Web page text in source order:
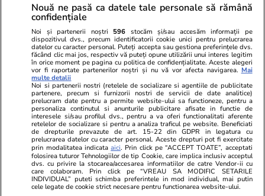
PARTENERI
ZiaruldeIasi.ro Fanatik.ro
Nouă ne pasă ca datele tale personale să rămână
confidențiale
Noi și partenerii noștri 596 stocăm și/sau accesăm informații pe
dispozitivul dvs., precum identificatorii cookie unici pentru prelucrarea
datelor cu caracter personal. Puteți accepta sau gestiona preferințele dvs.
făcând clic mai jos, respectiv vă puteți opune utilizării unui interes legitim
în orice moment pe pagina cu politica de confidențialitate. Aceste alegeri
vor fi raportate partenerilor noștri și nu vă vor afecta navigarea. Mai
multe detalii
Noi si partenerii nostri (retelele de socializare si agentiile de publicitate
partenere, precum si furnizorii nostri de servicii de date analitice)
prelucram date pentru a permite website-ului sa functioneze, pentru a
personaliza continutul si anunturile publicitare afisate in functie de
interesele si/sau profilul dvs., pentru a va oferi functionalitati aferente
retelelor de socializare si pentru a analiza traficul pe website. Beneficiati
de drepturile prevazute de art. 15-22 din GDPR in legatura cu
prelucrarea datelor cu caracter personal. Aceste drepturi pot fi exercitate
prin modalitatea indicataaici. Prin click pe “ACCEPT TOATE”, acceptati
folosirea tuturor Tehnologiilor de tip Cookie, care implica inclusiv acceptul
dvs. cu privire la stocarea/accesarea informatiilor de catre Vendor-ii cu
care colaboram. Prin click pe “VREAU SA MODIFIC SETARILE
INDIVIDUAL” puteti schimba preferintele in mod individual, mai putin
cele legate de cookie strict necesare pentru functionarea website-ului.